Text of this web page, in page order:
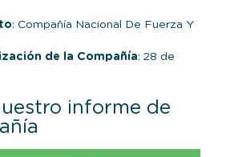
: Compañía Nacional De Fuerza Y
de la Compañía: 28 de
informe de